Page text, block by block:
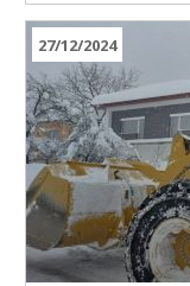
27/12/2024